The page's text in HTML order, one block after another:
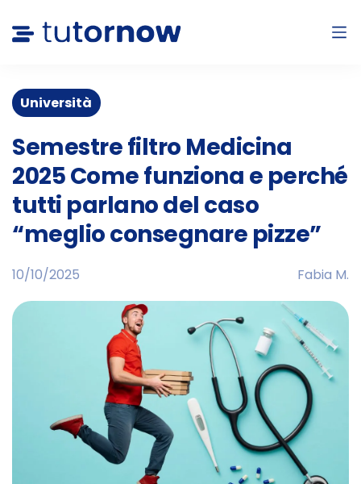
Università
Semestre filtro Medicina
2025 Come funziona e perché
tutti parlano del caso
“meglio consegnare pizze”
10/10/2025 Fabia M.